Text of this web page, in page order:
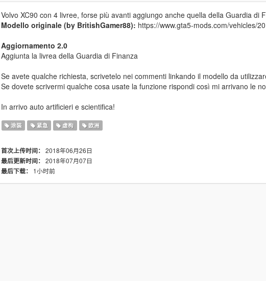
Volvo XC90 con 4 livree, forse più avanti aggiungo anche quella della Guardia di
Modello originale (by BritishGamer88): https://www.gta5-mods.com/vehicles/
Aggiornamento 2.0
Aggiunta la livrea della Guardia di Finanza
Se avete qualche richiesta, scrivetelo nei commenti linkando il modello da
Se dovete scrivermi qualche cosa usate la funzione rispondi così mi arrivano le
In arrivo auto artificieri e scientifica!
涂装 紧急 虚构 欧洲
首次上传时间： 2018年06月26日
最后更新时间： 2018年07月07日
最后下载：
1小时前